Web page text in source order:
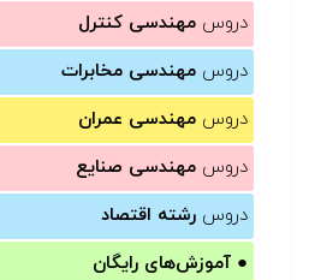
دروس مهندسی کنترل
دروس مهندسی مخابرات
دروس مهندسی عمران
دروس مهندسی صنایع
دروس رشته اقتصاد
● آموزش‌های رایگان